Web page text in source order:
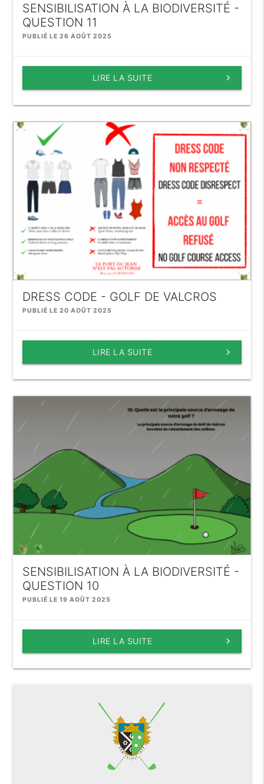
SENSIBILISATION À LA BIODIVERSITÉ -
QUESTION 11
PUBLIÉ LE 26 AOÛT 2025
keyboard_arrow_right
LIRE LA SUITE
DRESS CODE - GOLF DE VALCROS
PUBLIÉ LE 20 AOÛT 2025
keyboard_arrow_right
LIRE LA SUITE
SENSIBILISATION À LA BIODIVERSITÉ -
QUESTION 10
PUBLIÉ LE 19 AOÛT 2025
keyboard_arrow_right
LIRE LA SUITE